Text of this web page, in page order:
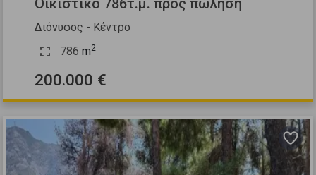
Οικιστικό 786τ.μ. προς πώληση
Διόνυσος - Κέντρο
786 m2
200.000 €